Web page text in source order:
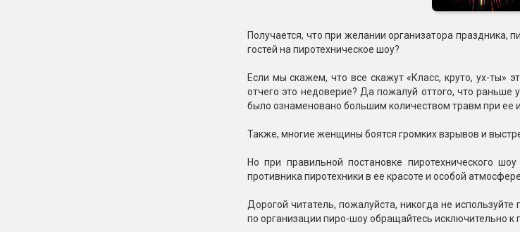
Получается, что при желании организатора праздника,
гостей на пиротехническое шоу?
Если мы скажем, что все скажут «Класс, круто, ух-ты»
отчего это недоверие? Да пожалуй оттого, что раньше
было ознаменовано большим количеством травм при ее
Также, многие женщины боятся громких взрывов и
Но при правильной постановке пиротехнического
противника пиротехники в ее красоте и особой
Дорогой читатель, пожалуйста, никогда не
по организации пиро-шоу обращайтесь исключительно к